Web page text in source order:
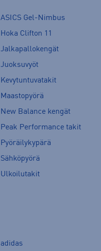
ASICS Gel-Nimbus
Hoka Clifton 11
Jalkapallokengät
Juoksuvyöt
Kevytuntuvatakit
Maastopyörä
New Balance kengät
Peak Performance takit
Pyöräilykypärä
Sähköpyörä
Ulkoilutakit
adidas